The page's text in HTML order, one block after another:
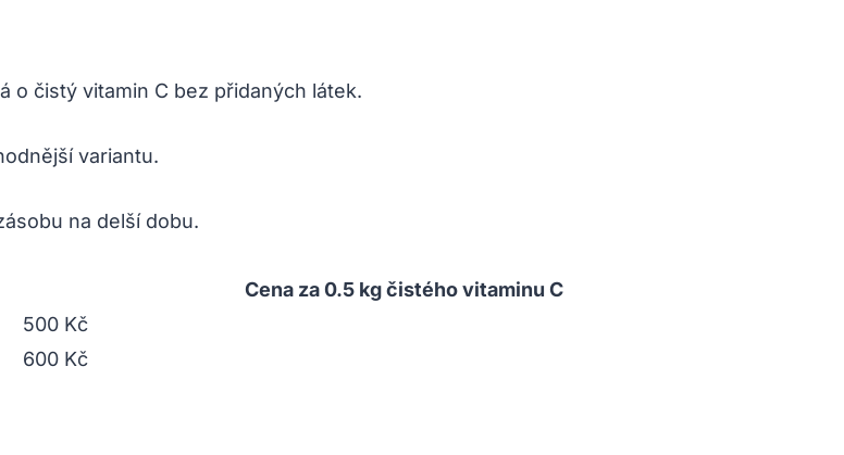
o čistý vitamin C bez přidaných látek.
variantu.
na delší dobu.
Cena za 0.5 kg čistého vitaminu C
500 Kč
600 Kč